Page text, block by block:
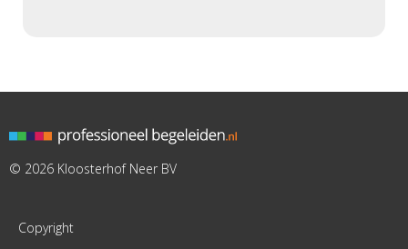
© 2026 Kloosterhof Neer BV
Copyright